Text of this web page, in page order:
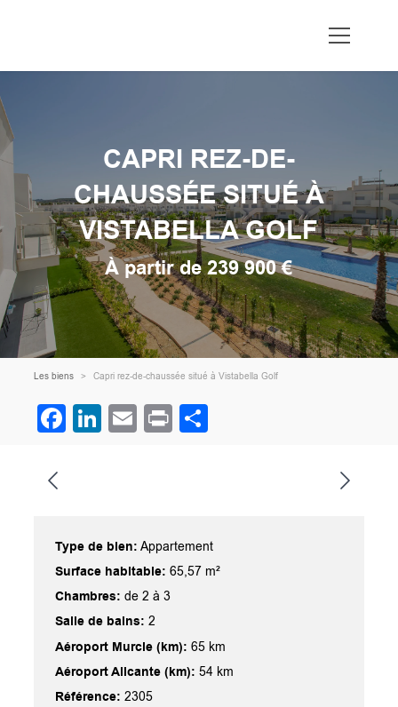
CAPRI REZ-DE-
CHAUSSÉE SITUÉ À
VISTABELLA GOLF
À partir de 239 900 €
Les biens Capri rez-de-chaussée situé à Vistabella Golf
Facebook
LinkedIn
Email
Print
Type de bien: Appartement
Surface habitable: 65,57 m²
Chambres: de 2 à 3
Salle de bains: 2
Aéroport Murcie (km): 65 km
Aéroport Alicante (km): 54 km
Référence: 2305